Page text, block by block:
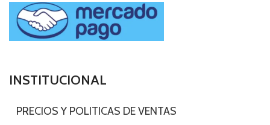
INSTITUCIONAL
PRECIOS Y POLITICAS DE VENTAS